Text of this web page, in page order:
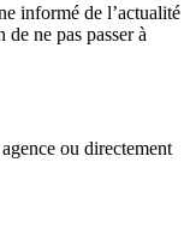
informé de l’actualité
ne pas passer à
ou directement